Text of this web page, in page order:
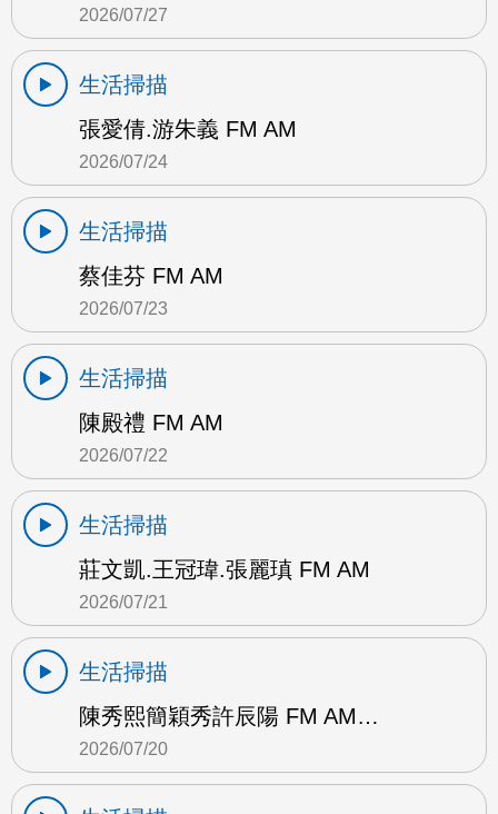
2026/07/27
生活掃描
張愛倩.游朱義 FM AM
2026/07/24
生活掃描
蔡佳芬 FM AM
2026/07/23
生活掃描
陳殿禮 FM AM
2026/07/22
生活掃描
莊文凱.王冠瑋.張麗瑱 FM AM
2026/07/21
生活掃描
陳秀熙簡穎秀許辰陽 FM AM…
2026/07/20